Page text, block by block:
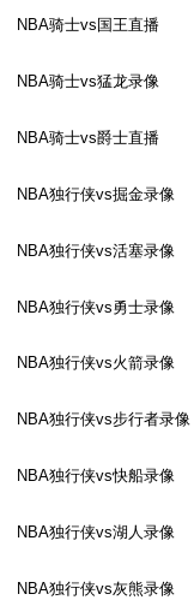
NBA骑士vs国王直播
NBA骑士vs猛龙录像
NBA骑士vs爵士直播
NBA独行侠vs掘金录像
NBA独行侠vs活塞录像
NBA独行侠vs勇士录像
NBA独行侠vs火箭录像
NBA独行侠vs步行者录像
NBA独行侠vs快船录像
NBA独行侠vs湖人录像
NBA独行侠vs灰熊录像